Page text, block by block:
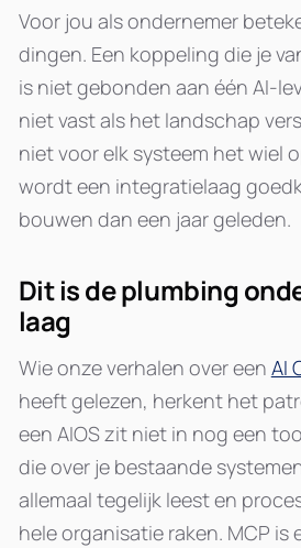
Voor jou als ondernemer
dingen. Een koppeling die je
is niet gebonden aan één AI-
niet vast als het landschap
niet voor elk systeem het wiel
wordt een integratielaag
bouwen dan een jaar geleden.
Dit is de plumbing
laag
Wie onze verhalen over een AI
heeft gelezen, herkent het
een AIOS zit niet in nog een
die over je bestaande
allemaal tegelijk leest en
hele organisatie raken. MCP is